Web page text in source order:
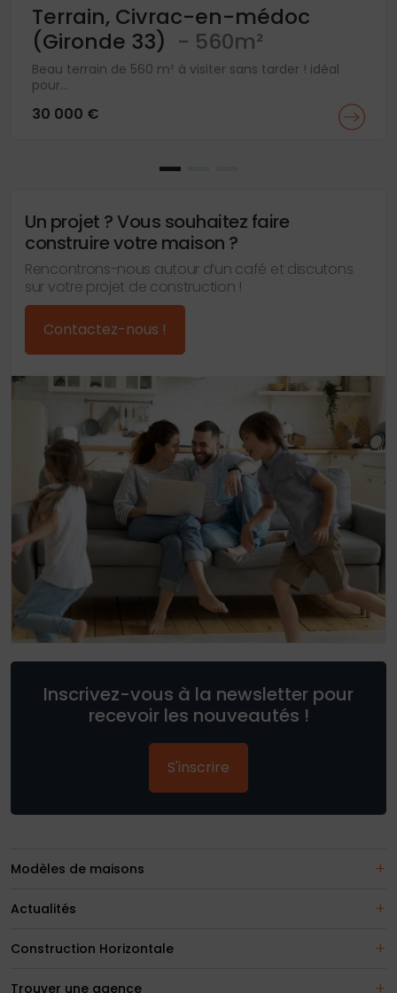
Terrain, Civrac-en-médoc
(Gironde 33) - 560m²
Beau terrain de 560 m² à visiter sans tarder ! idéal
pour...
30 000 €
Un projet ? Vous souhaitez faire
construire votre maison ?
Rencontrons-nous autour d’un café et discutons
sur votre projet de construction !
Contactez-nous !
Inscrivez-vous à la newsletter pour
recevoir les nouveautés !
S'inscrire
Modèles de maisons
Actualités
Construction Horizontale
Trouver une agence